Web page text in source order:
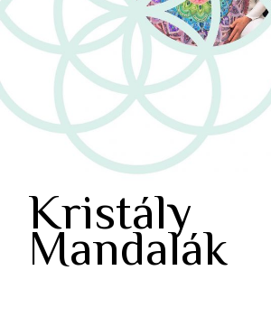
Kristály
Mandalák